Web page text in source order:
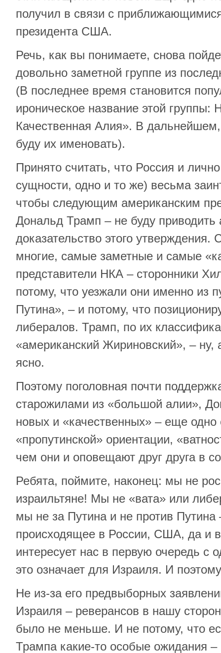
получил в связи с
президента США.
Речь, как вы понимаете, снова
довольно заметной группе из
(В последнее время становится
ироническое название этой
Качественная Алия». В дальнейшем,
буду их именовать).
Принято считать, что Россия и
сущности, одно и то же) весьма
чтобы следующим американским
Дональд Трамп – не буду приводить
доказательство этого утверждения.
многие, самые заметные и самые
представители НКА – сторонники
потому, что уезжали они именно из
Путина», – и потому, что
либералов. Трамп, по их
«американский Жириновский», –
ясно.
Поэтому поголовная почти
старожилами из «большой алии»,
новых и «качественных» – еще одно
«пропутинской» ориентации,
чем они и оповещают друг друга в
Ребята, поймите, наконец: мы не
израильтяне! Мы не «вата» или
мы не за Путина и не против
происходящее в России, США, да и
интересует нас в первую очередь с
это означает для Израиля. И
Не из-за его предвыборных
Израиля – реверансов в нашу
было не меньше. И не потому, что
Трампа какие-то особые ожидания